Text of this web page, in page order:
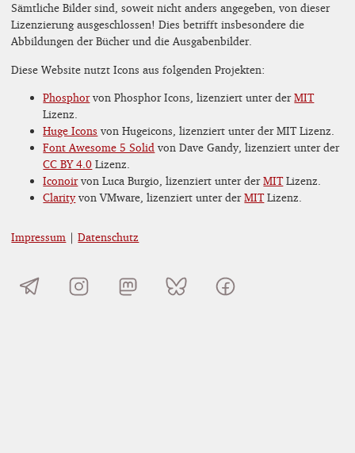
Sämtliche Bilder sind, soweit nicht anders angegeben, von dieser
Lizenzierung ausgeschlossen! Dies betrifft insbesondere die
Abbildungen der Bücher und die Ausgabenbilder.
Diese Website nutzt Icons aus folgenden Projekten:
Phosphorvon Phosphor Icons, lizenziert unter derMIT
Lizenz.
Huge Icons von Hugeicons, lizenziert unter der MIT Lizenz.
Font Awesome 5 Solid von Dave Gandy, lizenziert unter der
CC BY 4.0 Lizenz.
Iconoirvon Luca Burgio, lizenziert unter derMITLizenz.
Clarityvon VMware, lizenziert unter derMITLizenz.
Impressum |Datenschutz